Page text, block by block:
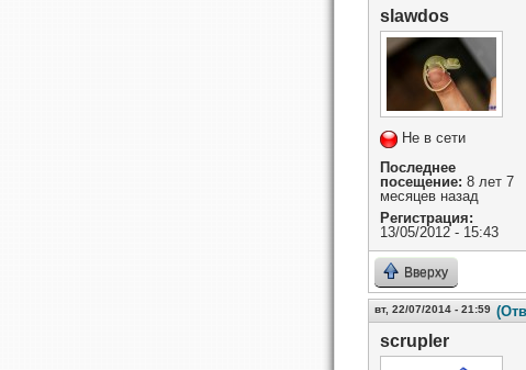
slawdos
Не в сети
Последнее
посещение: 8 лет 7
месяцев назад
Регистрация:
13/05/2012 - 15:43
Вверху
вт, 22/07/2014 - 21:59
scrupler